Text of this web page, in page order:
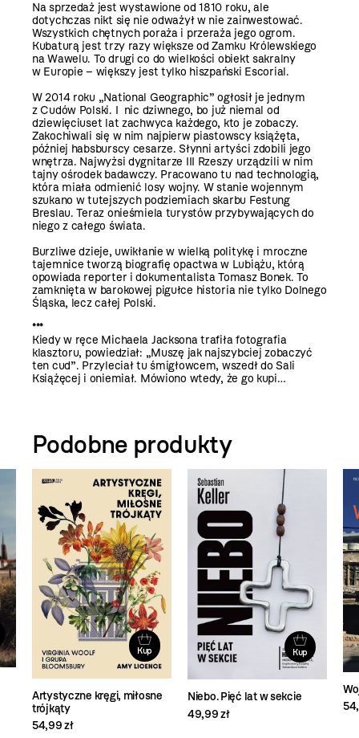
Na sprzedaż jest wystawione od 1810 roku, ale
dotychczas nikt się nie odważył w nie zainwestować.
Wszystkich chętnych poraża i przeraża jego ogrom.
Kubaturą jest trzy razy większe od Zamku Królewskiego
na Wawelu. To drugi co do wielkości obiekt sakralny
w Europie – większy jest tylko hiszpański Escorial.
W 2014 roku „National Geographic” ogłosił je jednym
z Cudów Polski. I nic dziwnego, bo już niemal od
dziewięciuset lat zachwyca każdego, kto je zobaczy.
Zakochiwali się w nim najpierw piastowscy książęta,
później habsburscy cesarze. Słynni artyści zdobili jego
wnętrza. Najwyżsi dygnitarze III Rzeszy urządzili w nim
tajny ośrodek badawczy. Pracowano tu nad technologią,
która miała odmienić losy wojny. W stanie wojennym
szukano w tutejszych podziemiach skarbu Festung
Breslau. Teraz onieśmiela turystów przybywających do
niego z całego świata.
Burzliwe dzieje, uwikłanie w wielką politykę i mroczne
tajemnice tworzą biografię opactwa w Lubiążu, którą
opowiada reporter i dokumentalista Tomasz Bonek. To
zamknięta w barokowej pigułce historia nie tylko Dolnego
Śląska, lecz całej Polski.
***
Kiedy w ręce Michaela Jacksona trafiła fotografia
klasztoru, powiedział: „Muszę jak najszybciej zobaczyć
ten cud”. Przyleciał tu śmigłowcem, wszedł do Sali
Książęcej i oniemiał. Mówiono wtedy, że go kupi…
Podobne produkty
Kup
Artystyczne kręgi, miłosne
trójkąty
54,99 zł
Kup
Niebo. Pięć lat w sekcie
49,99 zł